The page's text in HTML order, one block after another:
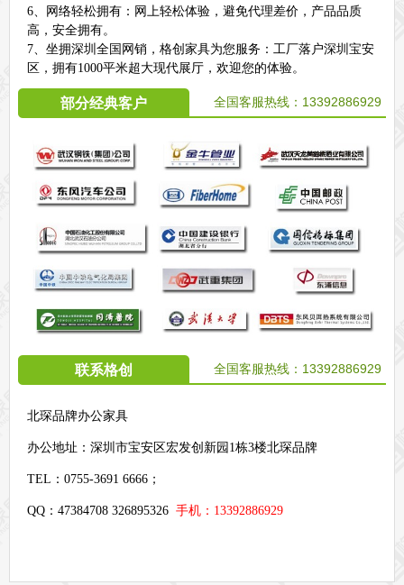
6、网络轻松拥有：网上轻松体验，避免代理差价，产品品质
高，安全拥有。
7、坐拥深圳全国网销，格创家具为您服务：工厂落户深圳宝安
区，拥有1000平米超大现代展厅，欢迎您的体验。
部分经典客户 全国客服热线： 13392886929
联系格创 全国客服热线： 13392886929
北琛品牌办公家具
办公地址： 深圳市宝安区宏发创新园1栋3楼北琛品牌
TEL：0755-3691 6666；
QQ：47384708 326895326 手机：13392886929